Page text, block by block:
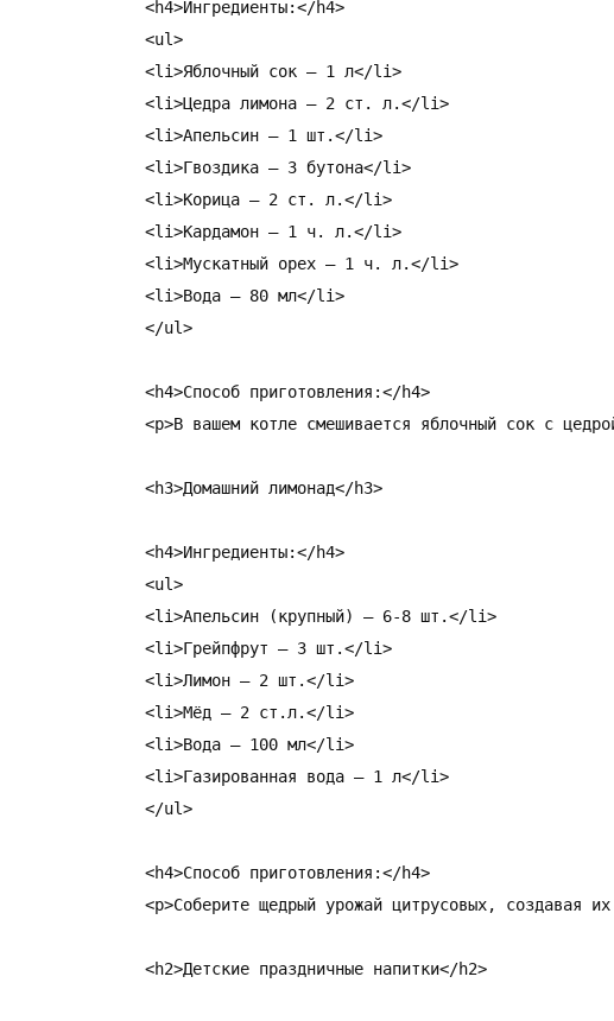
<h4>Ингредиенты:</h4>
<ul>
<li>Яблочный сок – 1 л</li>
<li>Цедра лимона – 2 ст. л.</li>
<li>Апельсин – 1 шт.</li>
<li>Гвоздика – 3 бутона</li>
<li>Корица – 2 ст. л.</li>
<li>Кардамон – 1 ч. л.</li>
<li>Мускатный орех – 1 ч. л.</li>
<li>Вода – 80 мл</li>
</ul>
<h4>Способ приготовления:</h4>
<p>В вашем котле смешивается яблочный сок с
<h3>Домашний лимонад</h3>
<h4>Ингредиенты:</h4>
<ul>
<li>Апельсин (крупный) – 6-8 шт.</li>
<li>Грейпфрут – 3 шт.</li>
<li>Лимон – 2 шт.</li>
<li>Мёд – 2 ст.л.</li>
<li>Вода – 100 мл</li>
<li>Газированная вода – 1 л</li>
</ul>
<h4>Способ приготовления:</h4>
<p>Соберите щедрый урожай цитрусовых, создавая
<h2>Детские праздничные напитки</h2>